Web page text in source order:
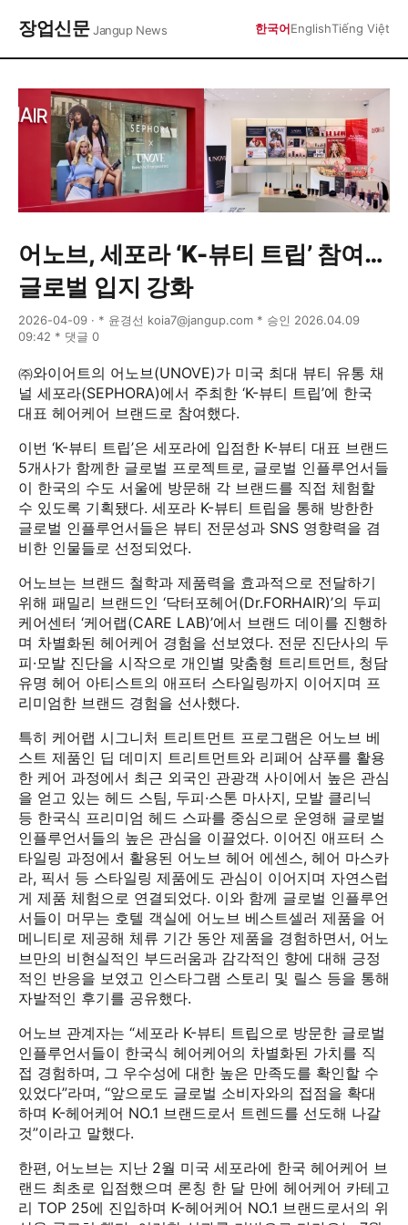
장업신문Jangup News 한국어EnglishTiếng Việt
어노브, 세포라 ‘K-뷰티 트립’ 참여…
글로벌 입지 강화
2026-04-09 · * 윤경선 koia7@jangup.com * 승인 2026.04.09
09:42 * 댓글 0
㈜와이어트의 어노브(UNOVE)가 미국 최대 뷰티 유통 채
널 세포라(SEPHORA)에서 주최한 ‘K-뷰티 트립’에 한국
대표 헤어케어 브랜드로 참여했다.
이번 ‘K-뷰티 트립’은 세포라에 입점한 K-뷰티 대표 브랜드
5개사가 함께한 글로벌 프로젝트로, 글로벌 인플루언서들
이 한국의 수도 서울에 방문해 각 브랜드를 직접 체험할
수 있도록 기획됐다. 세포라 K-뷰티 트립을 통해 방한한
글로벌 인플루언서들은 뷰티 전문성과 SNS 영향력을 겸
비한 인물들로 선정되었다.
어노브는 브랜드 철학과 제품력을 효과적으로 전달하기
위해 패밀리 브랜드인 ‘닥터포헤어(Dr.FORHAIR)’의 두피
케어센터 ‘케어랩(CARE LAB)’에서 브랜드 데이를 진행하
며 차별화된 헤어케어 경험을 선보였다. 전문 진단사의 두
피·모발 진단을 시작으로 개인별 맞춤형 트리트먼트, 청담
유명 헤어 아티스트의 애프터 스타일링까지 이어지며 프
리미엄한 브랜드 경험을 선사했다.
특히 케어랩 시그니처 트리트먼트 프로그램은 어노브 베
스트 제품인 딥 데미지 트리트먼트와 리페어 샴푸를 활용
한 케어 과정에서 최근 외국인 관광객 사이에서 높은 관심
을 얻고 있는 헤드 스팀, 두피·스톤 마사지, 모발 클리닉
등 한국식 프리미엄 헤드 스파를 중심으로 운영해 글로벌
인플루언서들의 높은 관심을 이끌었다. 이어진 애프터 스
타일링 과정에서 활용된 어노브 헤어 에센스, 헤어 마스카
라, 픽서 등 스타일링 제품에도 관심이 이어지며 자연스럽
게 제품 체험으로 연결되었다. 이와 함께 글로벌 인플루언
서들이 머무는 호텔 객실에 어노브 베스트셀러 제품을 어
메니티로 제공해 체류 기간 동안 제품을 경험하면서, 어노
브만의 비현실적인 부드러움과 감각적인 향에 대해 긍정
적인 반응을 보였고 인스타그램 스토리 및 릴스 등을 통해
자발적인 후기를 공유했다.
어노브 관계자는 “세포라 K-뷰티 트립으로 방문한 글로벌
인플루언서들이 한국식 헤어케어의 차별화된 가치를 직
접 경험하며, 그 우수성에 대한 높은 만족도를 확인할 수
있었다”라며, “앞으로도 글로벌 소비자와의 접점을 확대
하며 K-헤어케어 NO.1 브랜드로서 트렌드를 선도해 나갈
것”이라고 말했다.
한편, 어노브는 지난 2월 미국 세포라에 한국 헤어케어 브
랜드 최초로 입점했으며 론칭 한 달 만에 헤어케어 카테고
리 TOP 25에 진입하며 K-헤어케어 NO.1 브랜드로서의 위